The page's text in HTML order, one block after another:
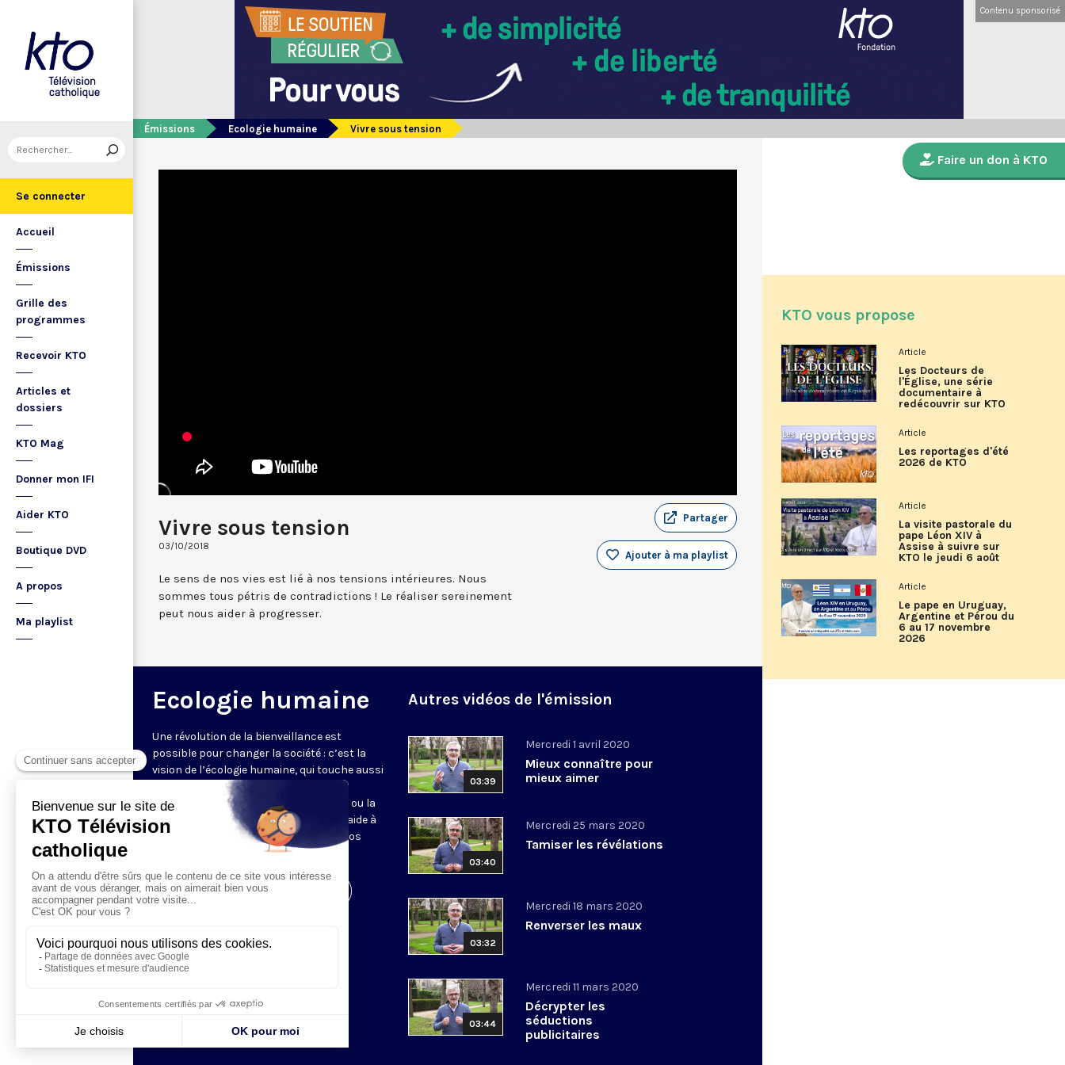
Se connecter
Accueil
Émissions
Grille des
programmes
Recevoir KTO
Articles et
dossiers
KTO Mag
Donner mon IFI
Aider KTO
Boutique DVD
A propos
Ma playlist
Contenu sponsorisé
Émissions Ecologie humaine Vivre sous tension
Vivre sous tension
03/10/2018
Partager
Ajouter à ma playlist
Le sens de nos vies est lié à nos tensions intérieures. Nous
sommes tous pétris de contradictions ! Le réaliser sereinement
peut nous aider à progresser.
Ecologie humaine
Une révolution de la bienveillance est
possible pour changer la société : c’est la
vision de l’écologie humaine, qui touche aussi
bien les liens sociaux, les styles et
conditions de vie, que l’environnement ou la
consommation. Tugdual Derville nous aide à
saisir ces questions pour y apporter nos
Visiter la page de l'émission
Autres vidéos de l'émission
03:39
Mercredi 1 avril 2020
Mieux connaître pour
mieux aimer
03:40
Mercredi 25 mars 2020
Tamiser les révélations
03:32
Mercredi 18 mars 2020
Renverser les maux
03:44
Mercredi 11 mars 2020
Décrypter les
séductions
publicitaires
Faire un don à KTO
KTO vous propose
Article
Les Docteurs de
l'Église, une série
documentaire à
redécouvrir sur KTO
Article
Les reportages d'été
2026 de KTO
Article
La visite pastorale du
pape Léon XIV à
Assise à suivre sur
KTO le jeudi 6 août
Article
Le pape en Uruguay,
Argentine et Pérou du
6 au 17 novembre
2026